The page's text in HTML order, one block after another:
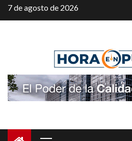
Saltar
al
7 de agosto de 2026